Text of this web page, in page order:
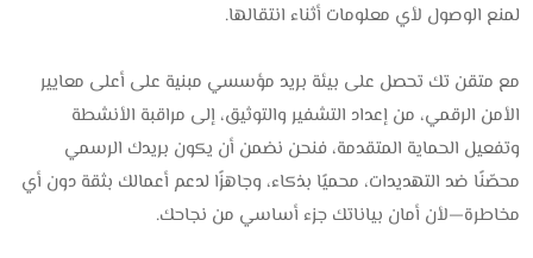
لمنع الوصول لأي معلومات أثناء انتقالها.
مع متقن تك تحصل على بيئة بريد مؤسسي مبنية على أعلى معايير
الأمن الرقمي، من إعداد التشفير والتوثيق، إلى مراقبة الأنشطة
وتفعيل الحماية المتقدمة، فنحن نضمن أن يكون بريدك الرسمي
محصّنًا ضد التهديدات، محميًا بذكاء، وجاهزًا لدعم أعمالك بثقة دون أي
مخاطرة—لأن أمان بياناتك جزء أساسي من نجاحك.